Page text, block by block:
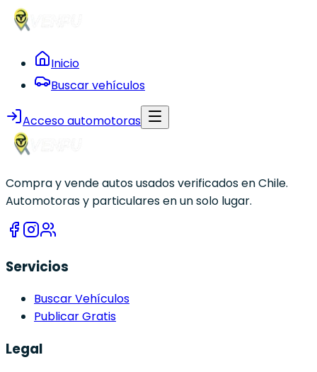
Inicio
Buscar vehículos
Acceso automotoras
Compra y vende autos usados verificados en Chile.
Automotoras y particulares en un solo lugar.
Servicios
Buscar Vehículos
Publicar Gratis
Legal